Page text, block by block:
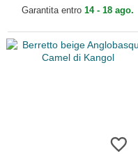
di New Era
Garantita entro 14 - 18 ago.